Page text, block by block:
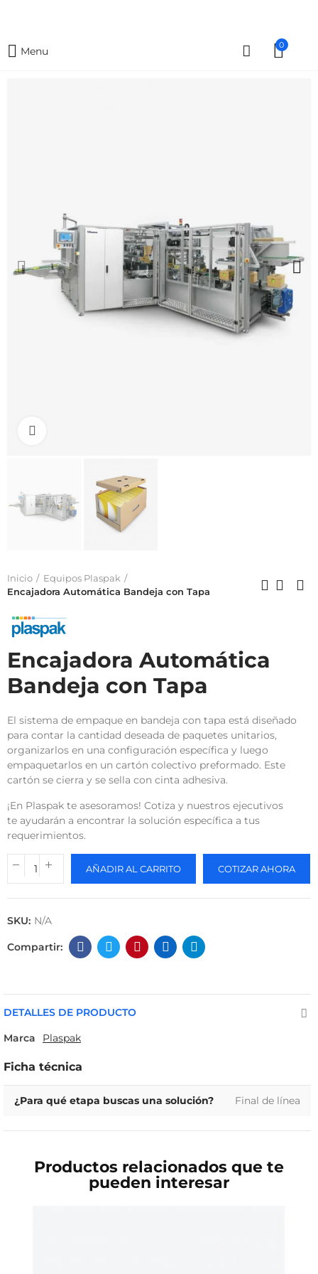
Menu 0
Inicio
Equipos Plaspak
Encajadora Automática Bandeja con Tapa
Encajadora Automática
Bandeja con Tapa
El sistema de empaque en bandeja con tapa está diseñado
para contar la cantidad deseada de paquetes unitarios,
organizarlos en una configuración específica y luego
empaquetarlos en un cartón colectivo preformado. Este
cartón se cierra y se sella con cinta adhesiva.
¡En Plaspak te asesoramos! Cotiza y nuestros ejecutivos
te ayudarán a encontrar la solución específica a tus
requerimientos.
AÑADIR AL CARRITO COTIZAR AHORA
SKU: N/A
DETALLES DE PRODUCTO
Marca
Plaspak
Ficha técnica
¿Para qué etapa buscas una solución? Final de línea
Productos relacionados que te
pueden interesar